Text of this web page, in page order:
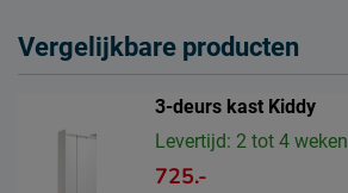
Vergelijkbare producten
3-deurs kast Kiddy
Levertijd: 2 tot 4 weken
725.-